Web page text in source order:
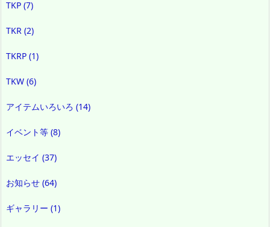
TKP (7)
TKR (2)
TKRP (1)
TKW (6)
アイテムいろいろ (14)
イベント等 (8)
エッセイ (37)
お知らせ (64)
ギャラリー (1)